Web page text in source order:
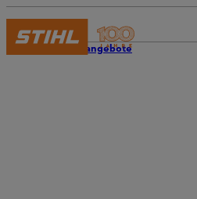
Stellenangebote